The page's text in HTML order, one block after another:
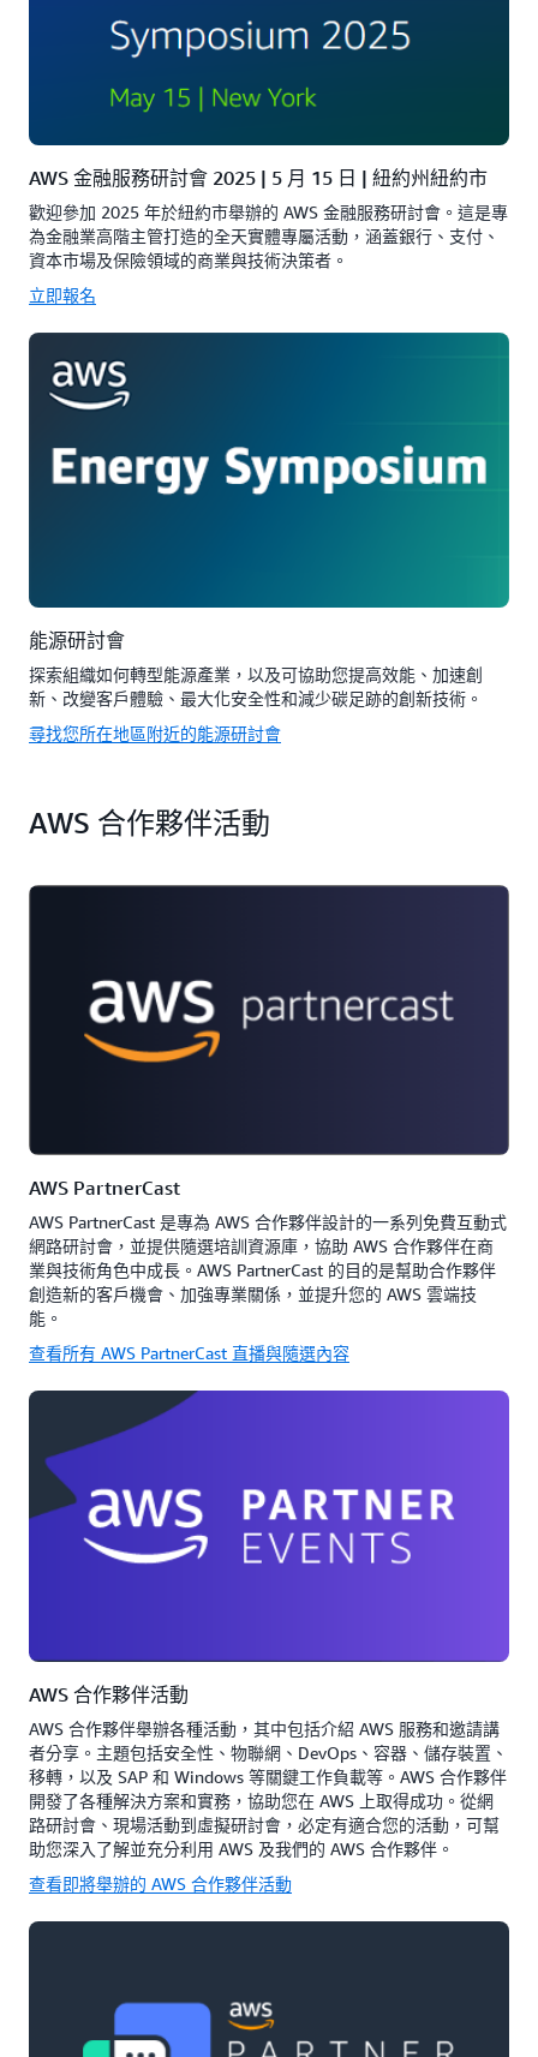
AWS 金融服務研討會 2025 | 5 月 15 日 | 紐約州紐約市
歡迎參加 2025 年於紐約市舉辦的 AWS 金融服務研討會。這是專
為金融業高階主管打造的全天實體專屬活動，涵蓋銀行、支付、
資本市場及保險領域的商業與技術決策者。
立即報名
能源研討會
探索組織如何轉型能源產業，以及可協助您提高效能、加速創
新、改變客戶體驗、最大化安全性和減少碳足跡的創新技術。
尋找您所在地區附近的能源研討會
AWS 合作夥伴活動
AWS PartnerCast
AWS PartnerCast 是專為 AWS 合作夥伴設計的一系列免費互動式
網路研討會，並提供隨選培訓資源庫，協助 AWS 合作夥伴在商
業與技術角色中成長。AWS PartnerCast 的目的是幫助合作夥伴
創造新的客戶機會、加強專業關係，並提升您的 AWS 雲端技
能。
查看所有 AWS PartnerCast 直播與隨選內容
AWS 合作夥伴活動
AWS 合作夥伴舉辦各種活動，其中包括介紹 AWS 服務和邀請講
者分享。主題包括安全性、物聯網、DevOps、容器、儲存裝置、
移轉，以及 SAP 和 Windows 等關鍵工作負載等。AWS 合作夥伴
開發了各種解決方案和實務，協助您在 AWS 上取得成功。從網
路研討會、現場活動到虛擬研討會，必定有適合您的活動，可幫
助您深入了解並充分利用 AWS 及我們的 AWS 合作夥伴。
查看即將舉辦的 AWS 合作夥伴活動